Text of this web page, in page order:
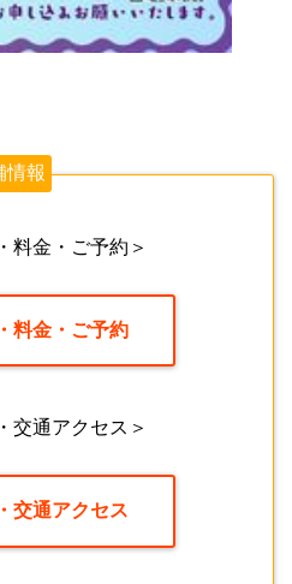
情報
料金・ご予約＞
料金・ご予約
交通アクセス＞
交通アクセス